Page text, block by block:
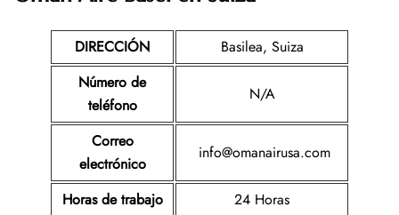
DIRECCIÓN
Basilea, Suiza
Número de
teléfono
N/A
Correo
electrónico
info@omanairusa.com
Horas de trabajo
24 Horas